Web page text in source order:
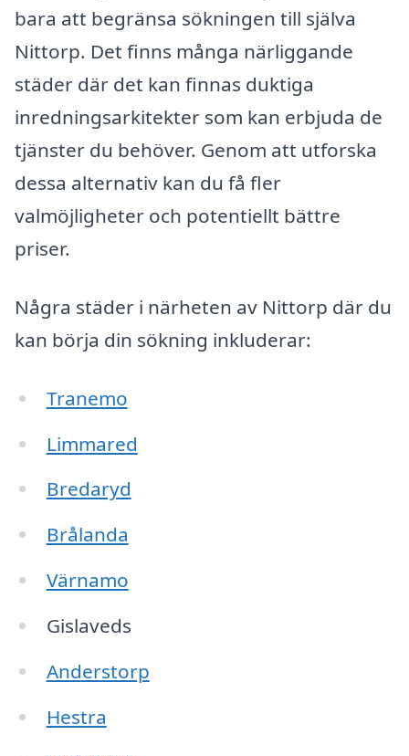
bara att begränsa sökningen till själva
Nittorp. Det finns många närliggande
städer där det kan finnas duktiga
inredningsarkitekter som kan erbjuda de
tjänster du behöver. Genom att utforska
dessa alternativ kan du få fler
valmöjligheter och potentiellt bättre
priser.
Några städer i närheten av Nittorp där du
kan börja din sökning inkluderar:
Tranemo
Limmared
Bredaryd
Brålanda
Värnamo
Gislaveds
Anderstorp
Hestra